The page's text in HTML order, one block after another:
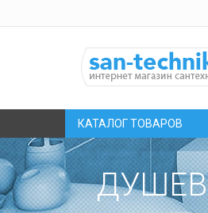
КАТАЛОГ ТОВАРОВ